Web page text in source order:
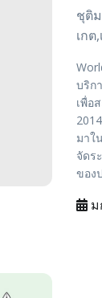
ชุติ
เก
บริก
เพื่อ
มาใ
จัดร
ของ
ม